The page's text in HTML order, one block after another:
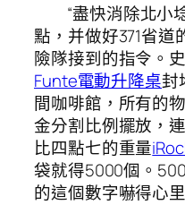
“盡快消除北小
點，并做好371省道
險隊接到的指令。
Funte電動升降桌封
間咖啡館，所有的
金分割比例擺放，
比四點七的重量
袋就得5000個。
的這個數字嚇得心